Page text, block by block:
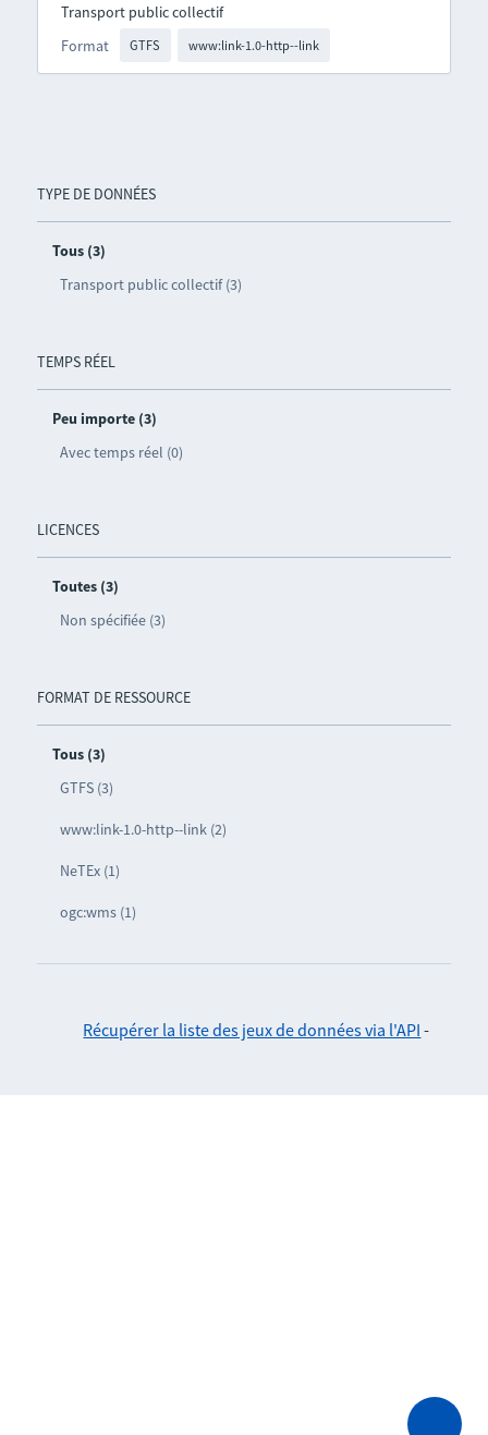
TYPE DE DONNÉES
Tous (3)
Transport public collectif (3)
TEMPS RÉEL
Peu importe (3)
Avec temps réel (0)
LICENCES
Toutes (3)
Non spécifiée (3)
FORMAT DE RESSOURCE
Tous (3)
GTFS (3)
www:link-1.0-http--link (2)
NeTEx (1)
ogc:wms (1)
Format GTFS www:link-1.0-http--link
Transport public collectif
Récupérer la liste des jeux de données via l'API -